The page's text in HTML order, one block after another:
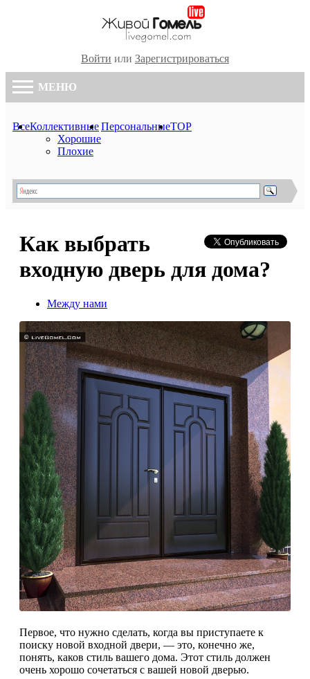
Войти или Зарегистрироваться
МЕНЮ
ВсеКоллективные
Хорошие
Плохие
ПерсональныеTOP
Как выбрать
входную дверь для дома?
Между нами
Первое, что нужно сделать, когда вы приступаете к
поиску новой входной двери, — это, конечно же,
понять, каков стиль вашего дома. Этот стиль должен
очень хорошо сочетаться с вашей новой дверью.